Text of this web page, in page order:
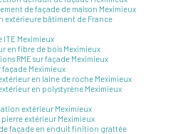
de façade de maison Meximieux
extérieure bâtiment de France
ITE Meximieux
en fibre de bois Meximieux
RME sur façade Meximieux
façade Meximieux
en laine de roche Meximieux
en polystyrène Meximieux
extérieur Meximieux
extérieur Meximieux
façade en enduit finition grattée